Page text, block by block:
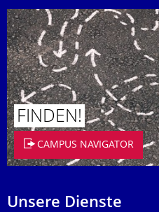
FINDEN!
CAMPUS NAVIGATOR
Unsere Dienste